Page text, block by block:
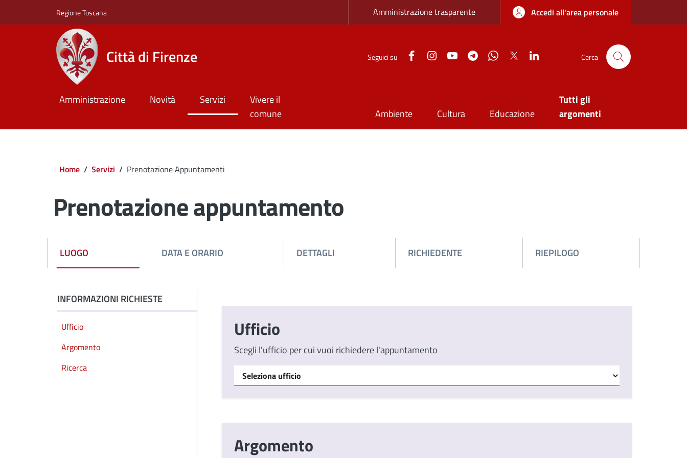
Regione Toscana Zona superiore sottile
Amministrazione trasparente Accedi all'area personale
Città di Firenze Seguici su FacebookInstagramYouTubeTelegramWhatsApp
Twitter Cerca
Amministrazione Novità Servizi
Vivere il
comune
Ambiente Cultura Educazione
Tutti gli
argomenti
Briciole di pane
Home / Servizi / Prenotazione Appuntamenti
Prenotazione appuntamento
LUOGO DATA E ORARIO DETTAGLI RICHIEDENTE RIEPILOGO
INFORMAZIONI RICHIESTE
Ufficio
Argomento
Ricerca
Ufficio
Scegli l'ufficio per cui vuoi richiedere l'appuntamento
Argomento